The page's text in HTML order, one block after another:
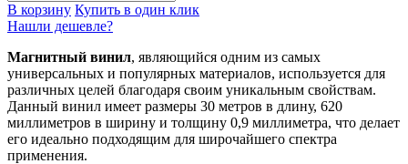
В корзину Купить в один клик
Нашли дешевле?
Магнитный винил, являющийся одним из самых
универсальных и популярных материалов, используется для
различных целей благодаря своим уникальным свойствам.
Данный винил имеет размеры 30 метров в длину, 620
миллиметров в ширину и толщину 0,9 миллиметра, что делает
его идеально подходящим для широчайшего спектра
применения.